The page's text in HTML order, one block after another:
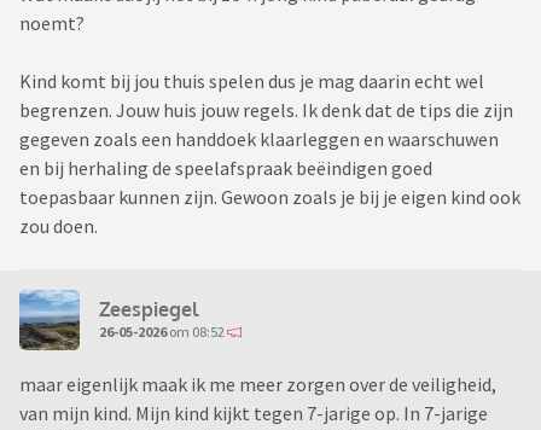
noemt?
Kind komt bij jou thuis spelen dus je mag daarin echt wel
begrenzen. Jouw huis jouw regels. Ik denk dat de tips die zijn
gegeven zoals een handdoek klaarleggen en waarschuwen
en bij herhaling de speelafspraak beëindigen goed
toepasbaar kunnen zijn. Gewoon zoals je bij je eigen kind ook
zou doen.
Zeespiegel
26-05-2026om 08:52
maar eigenlijk maak ik me meer zorgen over de veiligheid,
van mijn kind. Mijn kind kijkt tegen 7-jarige op. In 7-jarige